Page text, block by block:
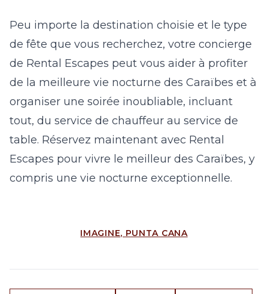
Peu importe la destination choisie et le type
de fête que vous recherchez, votre concierge
de Rental Escapes peut vous aider à profiter
de la meilleure vie nocturne des Caraïbes et à
organiser une soirée inoubliable, incluant
tout, du service de chauffeur au service de
table. Réservez maintenant avec Rental
Escapes pour vivre le meilleur des Caraïbes, y
compris une vie nocturne exceptionnelle.
IMAGINE, PUNTA CANA